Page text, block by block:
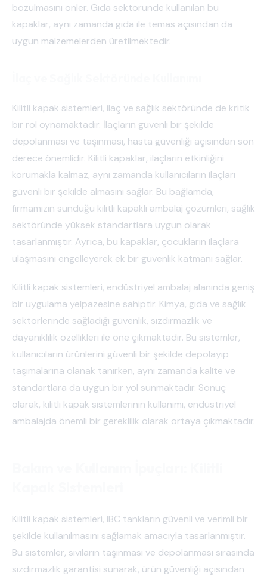
bozulmasını önler. Gıda sektöründe kullanılan bu
kapaklar, aynı zamanda gıda ile temas açısından da
uygun malzemelerden üretilmektedir.
Kilitli kapak sistemleri, ilaç ve sağlık sektöründe de kritik
bir rol oynamaktadır. İlaçların güvenli bir şekilde
depolanması ve taşınması, hasta güvenliği açısından son
derece önemlidir. Kilitli kapaklar, ilaçların etkinliğini
korumakla kalmaz, aynı zamanda kullanıcıların ilaçları
güvenli bir şekilde almasını sağlar. Bu bağlamda,
firmamızın sunduğu kilitli kapaklı ambalaj çözümleri, sağlık
sektöründe yüksek standartlara uygun olarak
tasarlanmıştır. Ayrıca, bu kapaklar, çocukların ilaçlara
ulaşmasını engelleyerek ek bir güvenlik katmanı sağlar.
Kilitli kapak sistemleri, endüstriyel ambalaj alanında geniş
bir uygulama yelpazesine sahiptir. Kimya, gıda ve sağlık
sektörlerinde sağladığı güvenlik, sızdırmazlık ve
dayanıklılık özellikleri ile öne çıkmaktadır. Bu sistemler,
kullanıcıların ürünlerini güvenli bir şekilde depolayıp
taşımalarına olanak tanırken, aynı zamanda kalite ve
standartlara da uygun bir yol sunmaktadır. Sonuç
olarak, kilitli kapak sistemlerinin kullanımı, endüstriyel
ambalajda önemli bir gereklilik olarak ortaya çıkmaktadır.
Kilitli kapak sistemleri, IBC tankların güvenli ve verimli bir
şekilde kullanılmasını sağlamak amacıyla tasarlanmıştır.
Bu sistemler, sıvıların taşınması ve depolanması sırasında
sızdırmazlık garantisi sunarak, ürün güvenliği açısından